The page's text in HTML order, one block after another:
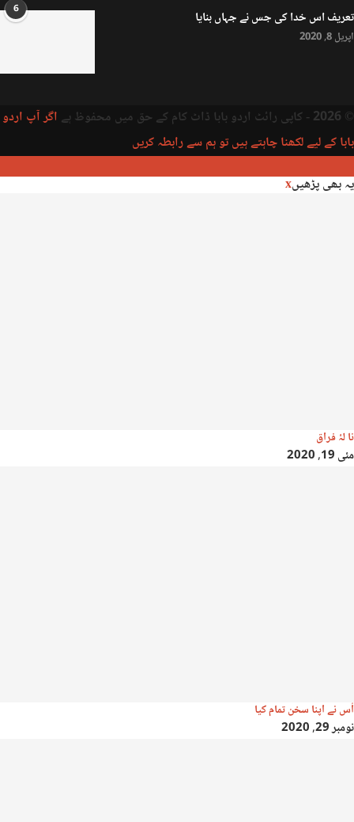
6 تعریف اس خدا کی جس نے جہاں بنایا
اپریل 8, 2020
© 2026 - کاپی رائٹ اردو بابا ڈاٹ کام کے حق میں محفوظ ہے
اگر آپ اردو
بابا کے لیے لکھنا چاہتے ہیں تو ہم سے رابطہ کریں
یہ بھی پڑھیںx
نا لۂ فراق
مئی 19, 2020
اُس نے اپنا سخن تمام کیا
نومبر 29, 2020